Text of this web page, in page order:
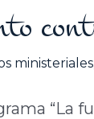
ministeriales
“La